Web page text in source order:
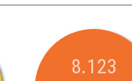
8.123